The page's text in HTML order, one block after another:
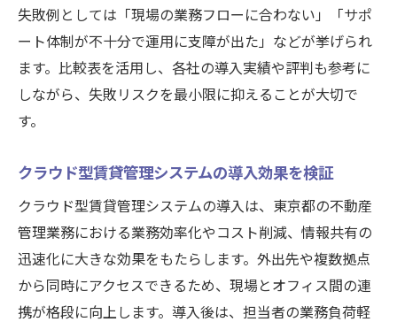
失敗例としては「現場の業務フローに合わない」「サポ
ート体制が不十分で運用に支障が出た」などが挙げられ
ます。比較表を活用し、各社の導入実績や評判も参考に
しながら、失敗リスクを最小限に抑えることが大切で
す。
クラウド型賃貸管理システムの導入効果を検証
クラウド型賃貸管理システムの導入は、東京都の不動産
管理業務における業務効率化やコスト削減、情報共有の
迅速化に大きな効果をもたらします。外出先や複数拠点
から同時にアクセスできるため、現場とオフィス間の連
携が格段に向上します。導入後は、担当者の業務負荷軽